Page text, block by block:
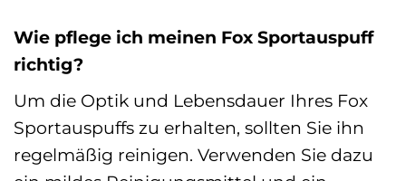
Wie pflege ich meinen Fox Sportauspuff
richtig?
Um die Optik und Lebensdauer Ihres Fox
Sportauspuffs zu erhalten, sollten Sie ihn
regelmäßig reinigen. Verwenden Sie dazu